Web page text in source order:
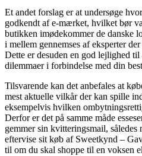
Et andet forslag er at undersøge
godkendt af e-mærket, hvilket bør
butikken imødekommer de danske
i mellem gennemses af eksperter
Dette er desuden en god lejlighed
dilemmaer i forbindelse med din
Tilsvarende kan det anbefales at
mest aktuelle vilkår der kan spille
eksempelvis hvilken
Derfor er det på samme måde
gemmer sin kvitteringsmail,
eftervise sit køb af Sweetkynd –
til om du skal shoppe til en voksen